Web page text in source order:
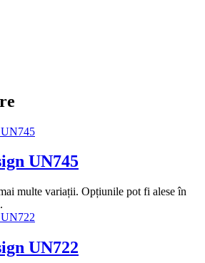
UN745
multe variații. Opțiunile pot fi alese în
UN722